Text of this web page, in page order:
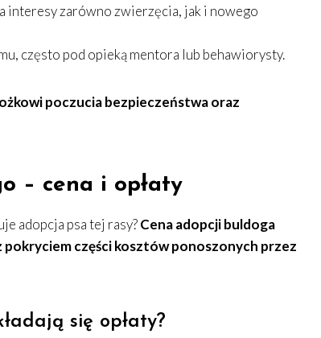
interesy zarówno zwierzęcia, jak i nowego
często pod opieką mentora lub behawiorysty.
poczucia bezpieczeństwa oraz
– cena i opłaty
adopcja psa tej rasy?Cena adopcji buldoga
części kosztów ponoszonych przez
się opłaty?